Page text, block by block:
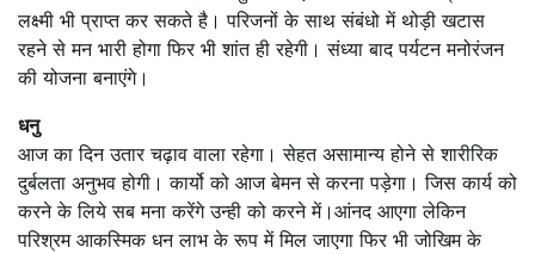
लक्ष्मी भी प्राप्त कर सकते है। परिजनों के साथ संबंधो में थोड़ी खटास
रहने से मन भारी होगा फिर भी शांत ही रहेगी। संध्या बाद पर्यटन मनोरंजन
की योजना बनाएंगे।
धनु
आज का दिन उतार चढ़ाव वाला रहेगा। सेहत असामान्य होने से शारीरिक
दुर्बलता अनुभव होगी। कार्यो को आज बेमन से करना पड़ेगा। जिस कार्य को
करने के लिये सब मना करेंगे उन्ही को करने में।आंनद आएगा लेकिन
परिश्रम आकस्मिक धन लाभ के रूप में मिल जाएगा फिर भी जोखिम के